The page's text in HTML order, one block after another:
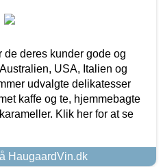
deres kunder gode og
USA, Italien og
udvalgte delikatesser
kaffe og te, hjemmebagte
Klik her for at se
HaugaardVin.dk